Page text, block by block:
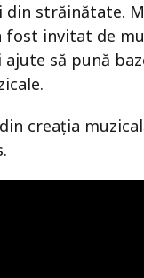
străinătate.
fost invitat de
ajute să pună
creația